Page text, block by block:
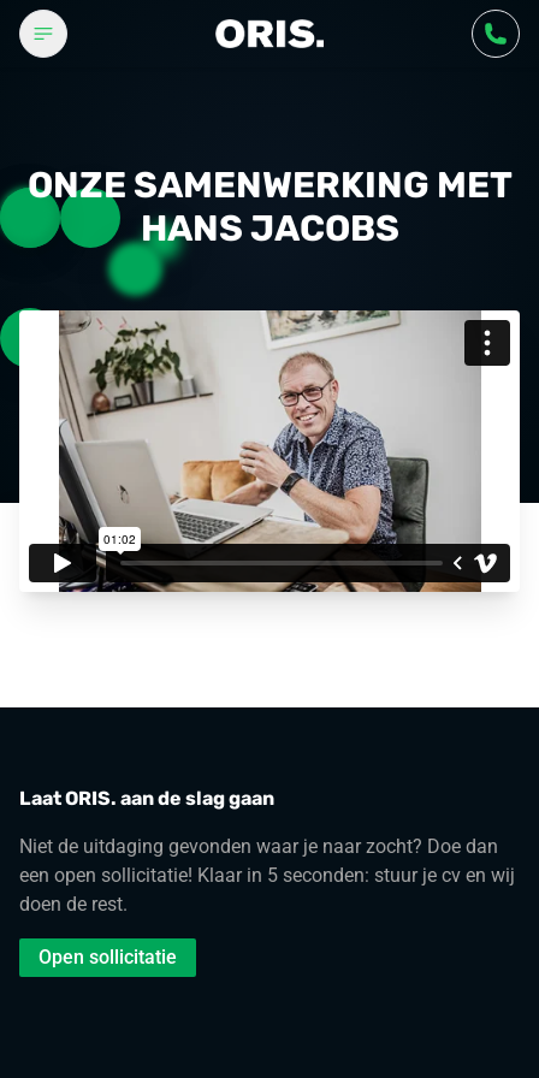
Bel
ONZE SAMENWERKING MET
HANS JACOBS
Laat ORIS. aan de slag gaan
Niet de uitdaging gevonden waar je naar zocht? Doe dan
een open sollicitatie! Klaar in 5 seconden: stuur je cv en wij
doen de rest.
Open sollicitatie